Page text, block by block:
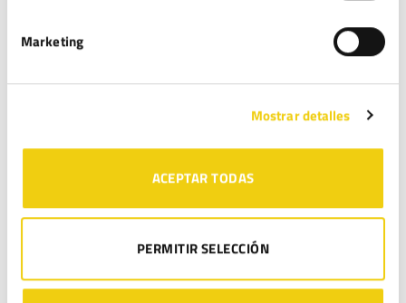
Marketing
Mostrar detalles
ACEPTAR TODAS
PERMITIR SELECCIÓN
Puede ejercer sus derechos de acceso, rectificación, supresión y portabilidad
de sus datos, de limitación y oposición a su tratamiento, en la dirección de
de proporcionarnos sus datos personales.
He leído y acepto laPolítica de privacidad*